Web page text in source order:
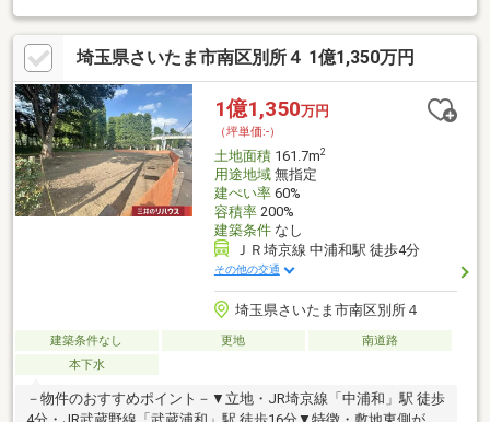
る好立地・ 建築条件なし｜自由設計可能建築条件なしのため、お
好きなハウスメーカー、工務店で建築可能です・ 道路幅員10m超
で開放感・資産性◎前面道路：約14m視認性・開放感ともに良好
埼玉県さいたま市南区別所４ 1億1,350万円
1億1,350万円
（坪単価:-）
土地面積161.7m2
用途地域無指定
建ぺい率60%
容積率200%
建築条件なし
ＪＲ埼京線 中浦和駅 徒歩4分
その他の交通
埼玉県さいたま市南区別所４
建築条件なし 更地
南道路
本下水
－物件のおすすめポイント－▼立地・JR埼京線「中浦和」駅 徒歩